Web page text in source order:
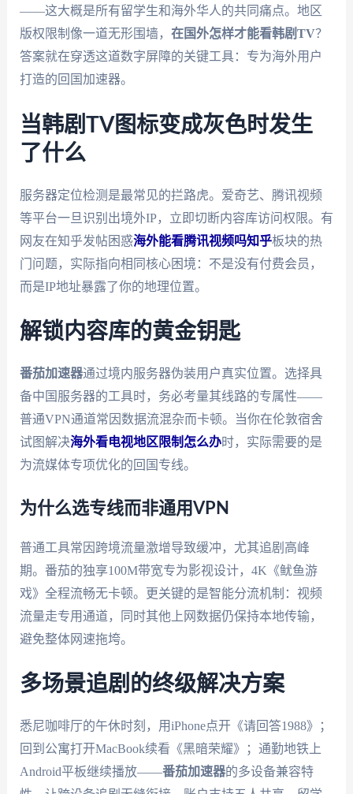
——这大概是所有留学生和海外华人的共同痛点。地区
版权限制像一道无形围墙， 在国外怎样才能看韩剧TV？
答案就在穿透这道数字屏障的关键工具：专为海外用户
打造的回国加速器。
当韩剧TV图标变成灰色时发生
了什么
服务器定位检测是最常见的拦路虎。爱奇艺、腾讯视频
等平台一旦识别出境外IP，立即切断内容库访问权限。有
网友在知乎发帖困惑海外能看腾讯视频吗知乎板块的热
门问题，实际指向相同核心困境：不是没有付费会员，
而是IP地址暴露了你的地理位置。
解锁内容库的黄金钥匙
番茄加速器通过境内服务器伪装用户真实位置。选择具
备中国服务器的工具时，务必考量其线路的专属性——
普通VPN通道常因数据流混杂而卡顿。当你在伦敦宿舍
试图解决海外看电视地区限制怎么办时，实际需要的是
为流媒体专项优化的回国专线。
为什么选专线而非通用VPN
普通工具常因跨境流量激增导致缓冲，尤其追剧高峰
期。番茄的独享100M带宽专为影视设计，4K《鱿鱼游
戏》全程流畅无卡顿。更关键的是智能分流机制：视频
流量走专用通道，同时其他上网数据仍保持本地传输，
避免整体网速拖垮。
多场景追剧的终级解决方案
悉尼咖啡厅的午休时刻，用iPhone点开《请回答1988》；
回到公寓打开MacBook续看《黑暗荣耀》；通勤地铁上
Android平板继续播放——番茄加速器的多设备兼容特